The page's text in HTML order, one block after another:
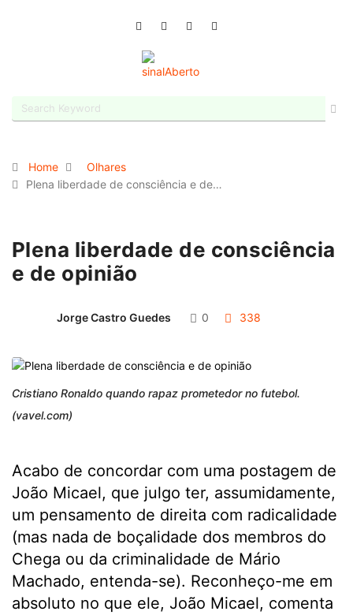
Home
Olhares
Plena liberdade de consciência e de…
Plena liberdade de consciência
e de opinião
Jorge Castro Guedes 0 338
Cristiano Ronaldo quando rapaz prometedor no futebol.
(vavel.com)
Acabo de concordar com uma postagem de
João Micael, que julgo ter, assumidamente,
um pensamento de direita com radicalidade
(mas nada de boçalidade dos membros do
Chega ou da criminalidade de Mário
Machado, entenda-se). Reconheço-me em
absoluto no que ele, João Micael, comenta